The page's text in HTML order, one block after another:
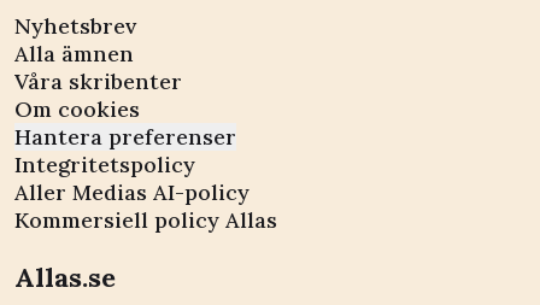
Nyhetsbrev
Alla ämnen
Våra skribenter
Om cookies
Hantera preferenser
Integritetspolicy
Aller Medias AI-policy
Kommersiell policy Allas
Allas.se